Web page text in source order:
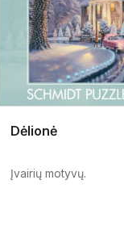
Dėlionė
Įvairių motyvų.